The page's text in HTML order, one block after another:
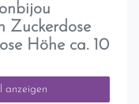
Zuckerdose
Höhe ca. 10
anzeigen